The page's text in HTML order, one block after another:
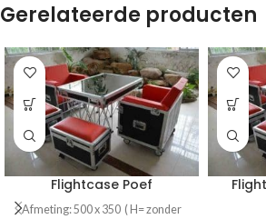
Gerelateerde producten
Flightcase Poef
Afmeting: 500 x 350 ( H= zonder